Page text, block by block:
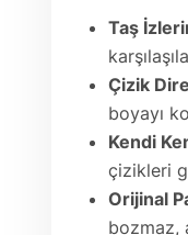
Taş
Çizik
boyayı
Kendi
çizikleri
Orijinal
bozmaz,